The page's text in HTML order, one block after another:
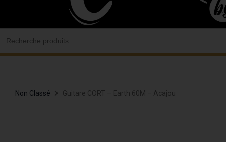
Non Classé Guitare CORT – Earth 60M – Acajou